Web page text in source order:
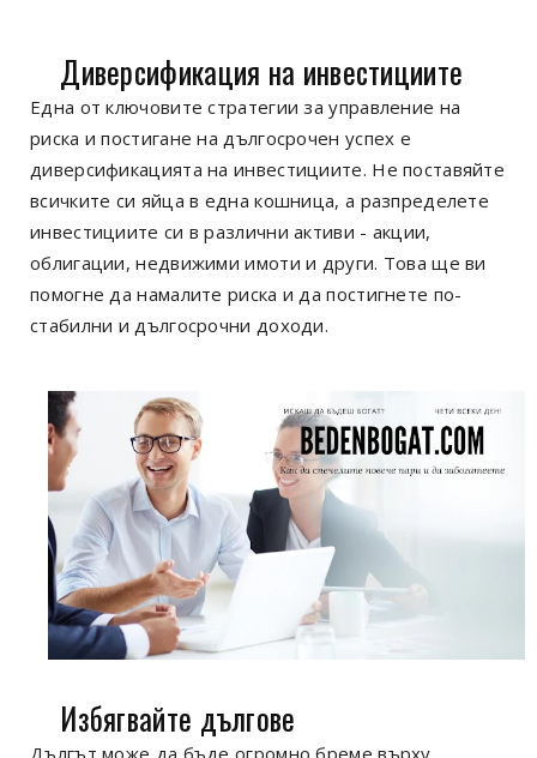
Диверсификация на инвестициите
Една от ключовите стратегии за управление на
риска и постигане на дългосрочен успех е
диверсификацията на инвестициите. Не поставяйте
всичките си яйца в една кошница, а разпределете
инвестициите си в различни активи - акции,
облигации, недвижими имоти и други. Това ще ви
помогне да намалите риска и да постигнете по-
стабилни и дългосрочни доходи.
Избягвайте дългове
Дългът може да бъде огромно бреме върху